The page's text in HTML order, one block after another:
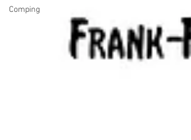
Comping